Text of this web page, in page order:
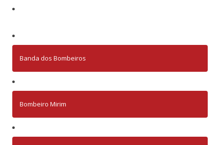
Banda dos Bombeiros
Bombeiro Mirim